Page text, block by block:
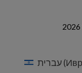
עברית(